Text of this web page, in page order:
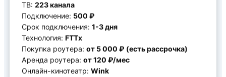
ТВ: 223 канала
Подключение: 500 ₽
Срок подключения: 1-3 дня
Технология: FTTx
Покупка роутера: от 5 000 ₽ (есть рассрочка)
Аренда роутера: от 120 ₽/мес
Онлайн-кинотеатр: Wink